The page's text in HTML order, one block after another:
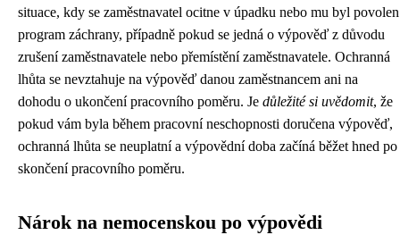
situace, kdy se zaměstnavatel ocitne v úpadku nebo mu byl povolen
program záchrany, případně pokud se jedná o výpověď z důvodu
zrušení zaměstnavatele nebo přemístění zaměstnavatele. Ochranná
lhůta se nevztahuje na výpověď danou zaměstnancem ani na
dohodu o ukončení pracovního poměru. Je důležité si uvědomit, že
pokud vám byla během pracovní neschopnosti doručena výpověď,
ochranná lhůta se neuplatní a výpovědní doba začíná běžet hned po
skončení pracovního poměru.
Nárok na nemocenskou po výpovědi